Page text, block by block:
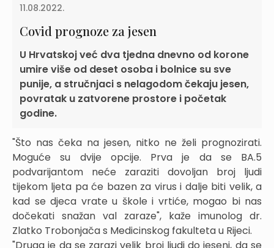
11.08.2022.
Covid prognoze za jesen
U Hrvatskoj već dva tjedna dnevno od korone
umire više od deset osoba i bolnice su sve
punije, a stručnjaci s nelagodom čekaju jesen,
povratak u zatvorene prostore i početak
godine.
"Što nas čeka na jesen, nitko ne želi prognozirati.
Moguće su dvije opcije. Prva je da se BA.5
podvarijantom neće zaraziti dovoljan broj ljudi
tijekom ljeta pa će bazen za virus i dalje biti velik, a
kad se djeca vrate u škole i vrtiće, mogao bi nas
dočekati snažan val zaraze", kaže imunolog dr.
Zlatko Trobonjača s Medicinskog fakulteta u Rijeci.
"Druga je da se zarazi velik broj ljudi do jeseni, da se